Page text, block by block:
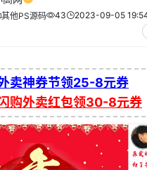
其他PS源码 43 2023-09-05
卖神券节领25-8元券
购外卖红包领30-8元券